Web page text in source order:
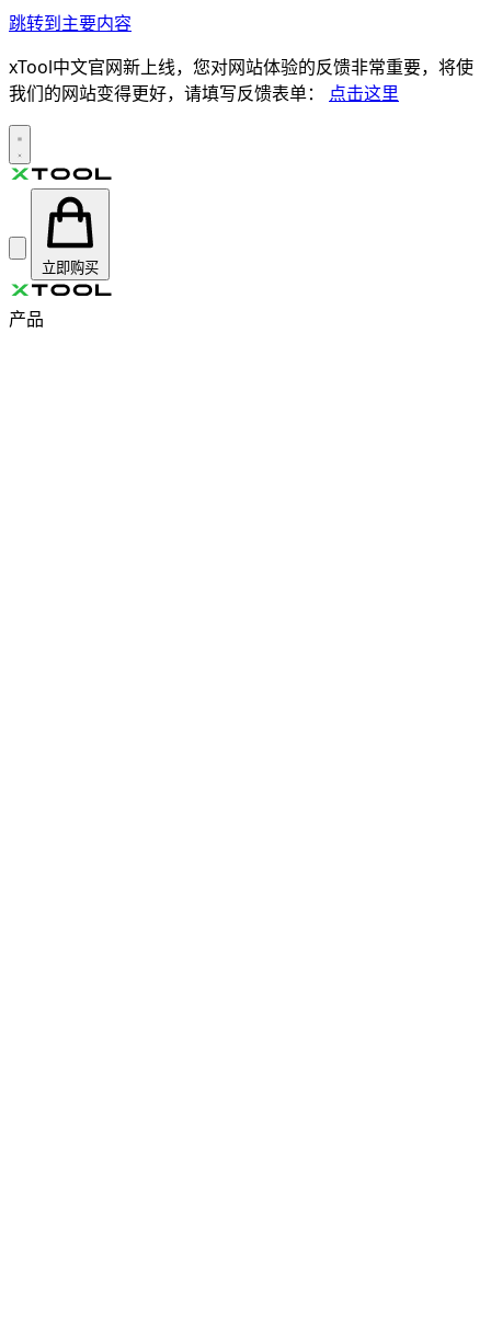
跳转到主要内容
xTool中文官网新上线，您对网站体验的反馈非常重要，将使
我们的网站变得更好，请填写反馈表单： 点击这里
立即购买
产品